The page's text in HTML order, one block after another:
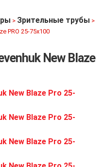
> Зрительные трубы >
PRO 25-75х100
New Blaze